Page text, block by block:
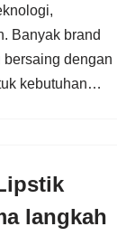
Banyak brand
bersaing dengan
kebutuhan…
langkah